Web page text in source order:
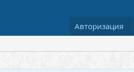
Авторизация